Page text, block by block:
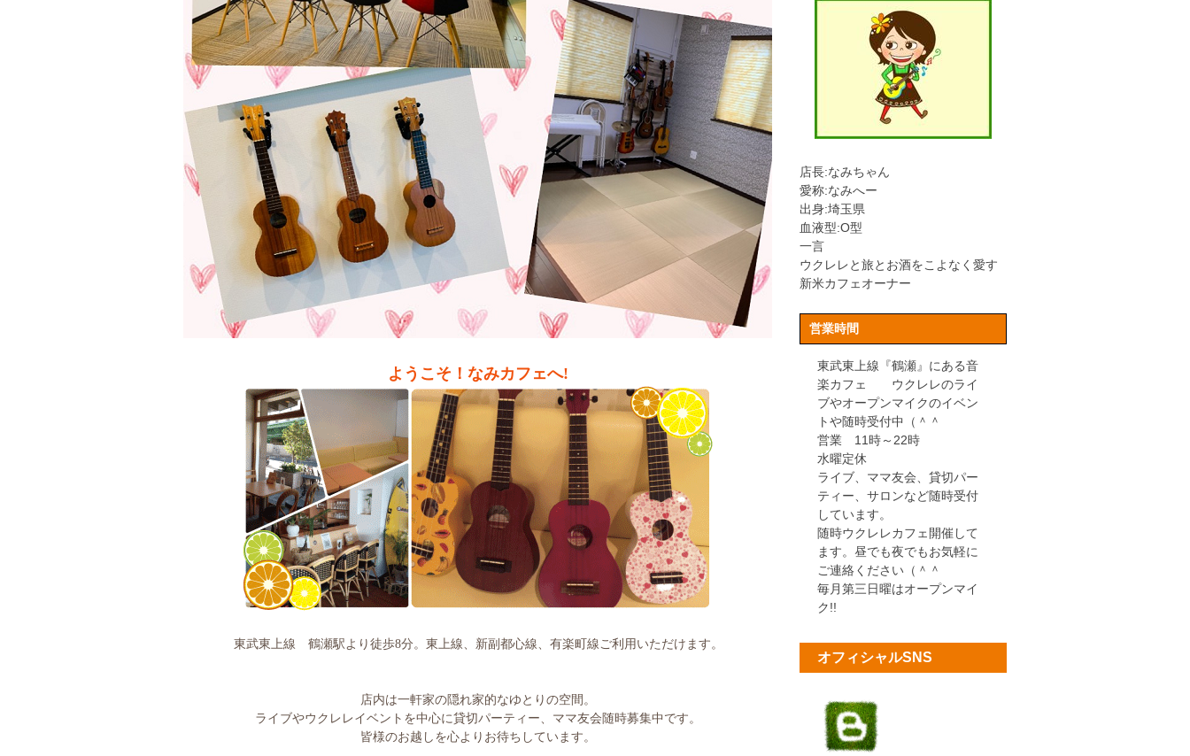
ようこそ！なみカフェへ!
東武東上線 鶴瀬駅より徒歩8分。東上線、新副都心線、有楽町線ご利用いただけます。
店内は一軒家の隠れ家的なゆとりの空間。
ライブやウクレレイベントを中心に貸切パーティー、ママ友会随時募集中です。
皆様のお越しを心よりお待ちしています。
店長:なみちゃん
愛称:なみへー
出身:埼玉県
血液型:O型
一言
ウクレレと旅とお酒をこよなく愛す
新米カフェオーナー
営業時間
東武東上線『鶴瀬』にある音
楽カフェ ウクレレのライ
ブやオープンマイクのイベン
トや随時受付中（＾＾
営業 11時～22時
水曜定休
ライブ、ママ友会、貸切パー
ティー、サロンなど随時受付
しています。
随時ウクレレカフェ開催して
ます。昼でも夜でもお気軽に
ご連絡ください（＾＾
毎月第三日曜はオープンマイ
ク!!
オフィシャルSNS